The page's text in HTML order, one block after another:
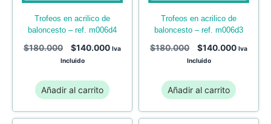
trofeos en acrilico de
baloncesto – ref. m006d4
$180.000 $140.000 Iva
Incluido
Añadir al carrito
trofeos en acrilico de
baloncesto – ref. m006d3
$180.000 $140.000 Iva
Incluido
Añadir al carrito